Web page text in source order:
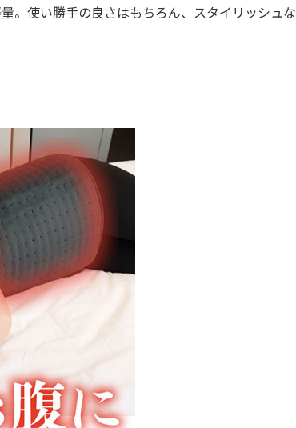
使い勝手の良さはもちろん、スタイリッシュ